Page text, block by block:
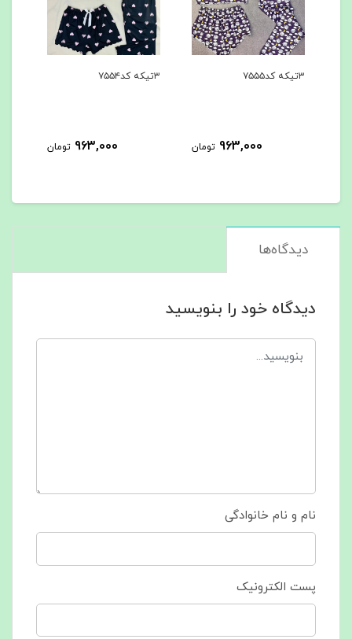
۳تیکه کد۷۵۵۴
963,000
۳تیکه کد۷۵۵۳
963,000
دیدگاه‌ها
دیدگاه خود را بنویسید
نام و نام خانوادگی
پست الکترونیک